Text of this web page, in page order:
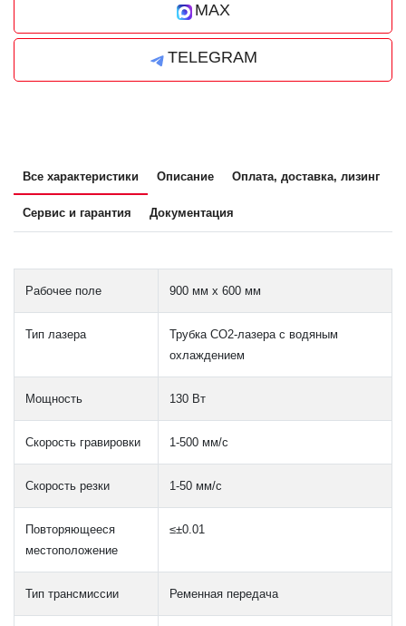
MAX
TELEGRAM
Все характеристики Описание Оплата, доставка, лизинг
Сервис и гарантия Документация
Рабочее поле 900 мм х 600 мм
Тип лазера
Трубка CO2-лазера с водяным
охлаждением
Мощность 130 Вт
Скорость гравировки 1-500 мм/с
Скорость резки 1-50 мм/с
Повторяющееся
местоположение
≤±0.01
Тип трансмиссии Ременная передача